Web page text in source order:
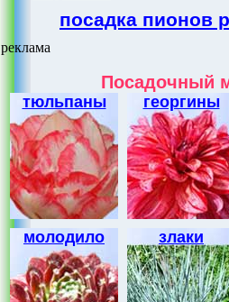
посадка пионов
реклама
Посадочный
тюльпаны георгины
молодило злаки